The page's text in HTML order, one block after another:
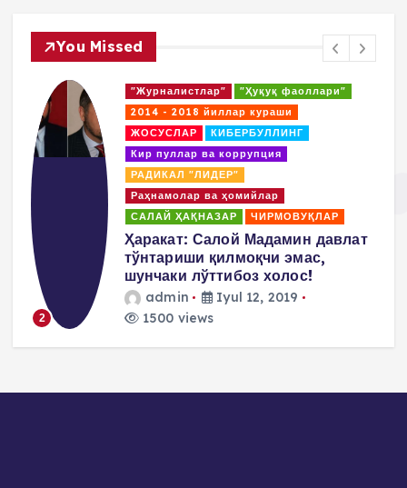
t
s
p
a
g
i
You Missed
2
"Журналистлар"
"Ҳуқуқ фаоллари"
2014 - 2018 йиллар кураши
ЖОСУСЛАР
КИБЕРБУЛЛИНГ
Кир пуллар ва коррупция
РАДИКАЛ "ЛИДЕР"
Раҳнамолар ва ҳомийлар
САЛАЙ ҲАҚНАЗАР
ЧИРМОВУҚЛАР
Ҳаракат: Салой Мадамин давлат
тўнтариши қилмоқчи эмас,
шунчаки лўттибоз холос!
admin
Iyul 12, 2019
1500 views